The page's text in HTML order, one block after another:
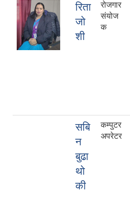
रिता
जो
शी
रोजगार
संयोज
क
सबि
न
बुढा
थो
की
कम्पुटर
अपरेटर